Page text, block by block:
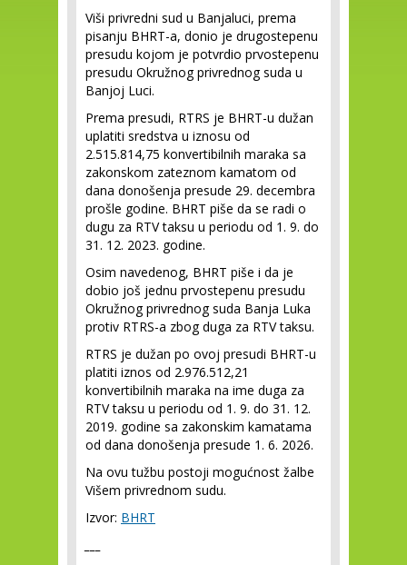
Viši privredni sud u Banjaluci, prema
pisanju BHRT-a, donio je drugostepenu
presudu kojom je potvrdio prvostepenu
presudu Okružnog privrednog suda u
Banjoj Luci.
Prema presudi, RTRS je BHRT-u dužan
uplatiti sredstva u iznosu od
2.515.814,75 konvertibilnih maraka sa
zakonskom zateznom kamatom od
dana donošenja presude 29. decembra
prošle godine. BHRT piše da se radi o
dugu za RTV taksu u periodu od 1. 9. do
31. 12. 2023. godine.
Osim navedenog, BHRT piše i da je
dobio još jednu prvostepenu presudu
Okružnog privrednog suda Banja Luka
protiv RTRS-a zbog duga za RTV taksu.
RTRS je dužan po ovoj presudi BHRT-u
platiti iznos od 2.976.512,21
konvertibilnih maraka na ime duga za
RTV taksu u periodu od 1. 9. do 31. 12.
2019. godine sa zakonskim kamatama
od dana donošenja presude 1. 6. 2026.
Na ovu tužbu postoji mogućnost žalbe
Višem privrednom sudu.
Izvor: BHRT